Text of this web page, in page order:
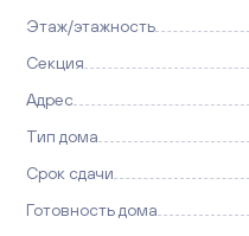
Этаж/этажность
Секция
Адрес
Тип дома
Срок сдачи
Готовность дома